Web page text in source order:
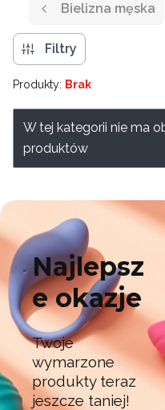
Bielizna męska
Filtry
Produkty: Brak
Lista
W tej kategorii nie ma
produktów
Najlepsz
e okazje
Twoje
wymarzone
produkty teraz
jeszcze taniej!